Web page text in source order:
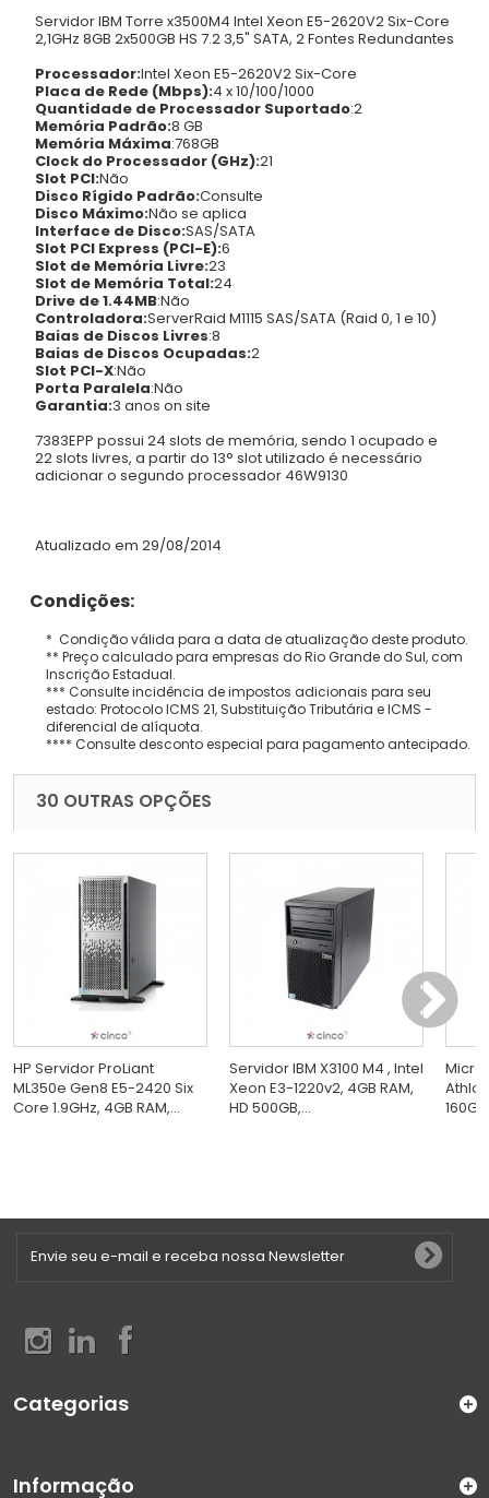
Servidor IBM Torre x3500M4 Intel Xeon E5-2620V2 Six-Core
2,1GHz 8GB 2x500GB HS 7.2 3,5" SATA, 2 Fontes Redundantes
Processador:Intel Xeon E5-2620V2 Six-Core
Placa de Rede (Mbps):4 x 10/100/1000
Quantidade de Processador Suportado:2
Memória Padrão:8 GB
Memória Máxima:768GB
Clock do Processador (GHz):21
Slot PCI:Não
Disco Rígido Padrão:Consulte
Disco Máximo:Não se aplica
Interface de Disco:SAS/SATA
Slot PCI Express (PCI-E):6
Slot de Memória Livre:23
Slot de Memória Total:24
Drive de 1.44MB:Não
Controladora:ServerRaid M1115 SAS/SATA (Raid 0, 1 e 10)
Baias de Discos Livres:8
Baias de Discos Ocupadas:2
Slot PCI-X:Não
Porta Paralela:Não
Garantia:3 anos on site
7383EPP possui 24 slots de memória, sendo 1 ocupado e
22 slots livres, a partir do 13° slot utilizado é necessário
adicionar o segundo processador 46W9130
Atualizado em 29/08/2014
Condições:
* Condição válida para a data de atualização deste produto.
** Preço calculado para empresas do Rio Grande do Sul, com
Inscrição Estadual.
*** Consulte incidência de impostos adicionais para seu
estado: Protocolo ICMS 21, Substituição Tributária e ICMS -
diferencial de alíquota.
**** Consulte desconto especial para pagamento antecipado.
30 OUTRAS OPÇÕES
HP Servidor ProLiant
ML350e Gen8 E5-2420 Six
Core 1.9GHz, 4GB RAM,...
Servidor IBM X3100 M4 , Intel
Xeon E3-1220v2, 4GB RAM,
HD 500GB,...
Athlon
Categorias
Informação